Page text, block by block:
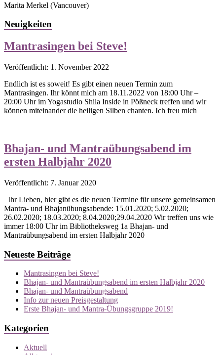
Marita Merkel (Vancouver)
Neuigkeiten
Mantrasingen bei Steve!
Veröffentlicht: 1. November 2022
Endlich ist es soweit! Es gibt einen neuen Termin zum
Mantrasingen. Ihr könnt mich am 18.11.2022 von 18:00 Uhr –
20:00 Uhr im Yogastudio Shila Inside in Pößneck treffen und wir
können miteinander die heiligen Silben chanten. Ich freu mich
Bhajan- und Mantraübungsabend im
ersten Halbjahr 2020
Veröffentlicht: 7. Januar 2020
Ihr Lieben, hier gibt es die neuen Termine für unsere gemeinsamen
Mantra- und Bhajanübungsabende: 15.01.2020; 5.02.2020;
26.02.2020; 18.03.2020; 8.04.2020;29.04.2020 Wir treffen uns wie
immer 18:00 Uhr im Bibliotheksweg 1a Bhajan- und
Mantraübungsabend im ersten Halbjahr 2020
Neueste Beiträge
Mantrasingen bei Steve!
Bhajan- und Mantraübungsabend im ersten Halbjahr 2020
Bhajan- und Mantraübungsabend
Info zur neuen Preisgestaltung
Erste Bhajan- und Mantra-Übungsgruppe 2019!
Kategorien
Aktuell